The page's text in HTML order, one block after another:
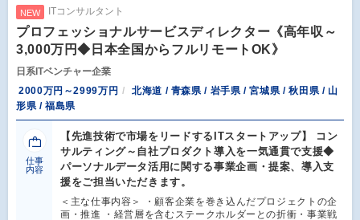
NEW ITコンサルタント
プロフェッショナルサービスディレクター《高年収～
3,000万円◆日本全国からフルリモートOK》
日系ITベンチャー企業
2000万円～2999万円
北海道 / 青森県 / 岩手県 / 宮城県 / 秋田県 / 山
形県 / 福島県
仕事
内容
【先進技術で市場をリードするITスタートアップ】 コン
サルティング～自社プロダクト導入を一気通貫で支援◆
パーソナルデータ活用に関する事業企画・提案、導入支
援をご担当いただきます。
＜主な仕事内容＞ ・顧客企業を巻き込んだプロジェクトの企
画・推進 ・経営層を含むステークホルダーとの折衝・事業戦